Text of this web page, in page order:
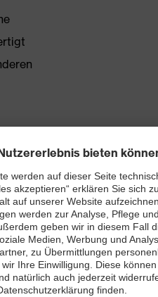
ebenso beiträgt wie die
aus Hightech-Material
und